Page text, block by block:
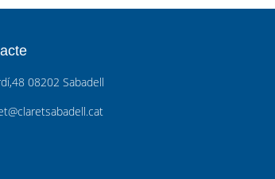
08202 Sabadell